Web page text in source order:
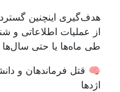
هدف‌گیری اینچنین
از عملیات اطلاعاتی و
طی ماه‌ها یا حتی
🧠 قتل فرماندهان و
اژدها